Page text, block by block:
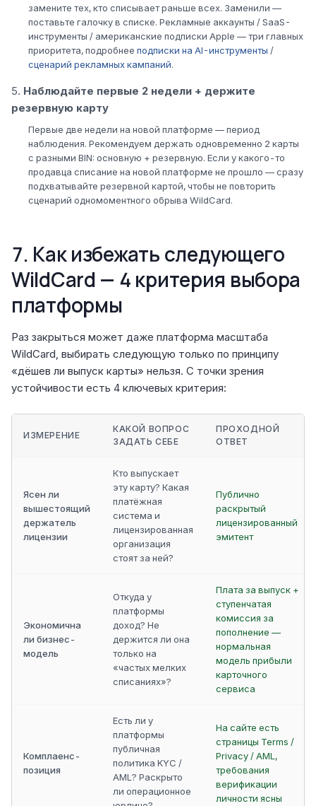
замените тех, кто списывает раньше всех. Заменили —
поставьте галочку в списке. Рекламные аккаунты / SaaS-
инструменты / американские подписки Apple — три главных
приоритета, подробнее подписки на AI-инструменты /
сценарий рекламных кампаний.
Наблюдайте первые 2 недели + держите
резервную карту
Первые две недели на новой платформе — период
наблюдения. Рекомендуем держать одновременно 2 карты
с разными BIN: основную + резервную. Если у какого-то
продавца списание на новой платформе не прошло — сразу
подхватывайте резервной картой, чтобы не повторить
сценарий одномоментного обрыва WildCard.
7. Как избежать следующего
WildCard — 4 критерия выбора
платформы
Раз закрыться может даже платформа масштаба
WildCard, выбирать следующую только по принципу
«дёшев ли выпуск карты» нельзя. С точки зрения
устойчивости есть 4 ключевых критерия:
ИЗМЕРЕНИЕ
КАКОЙ ВОПРОС
ЗАДАТЬ СЕБЕ
ПРОХОДНОЙ
ОТВЕТ
Ясен ли
вышестоящий
держатель
лицензии
Кто выпускает
эту карту? Какая
платёжная
система и
лицензированная
организация
стоят за ней?
Публично
раскрытый
лицензированный
эмитент
Экономична
ли бизнес-
модель
Откуда у
платформы
доход? Не
держится ли она
только на
«частых мелких
списаниях»?
Плата за выпуск +
ступенчатая
комиссия за
пополнение —
нормальная
модель прибыли
карточного
сервиса
Комплаенс-
позиция
Есть ли у
платформы
публичная
политика KYC /
AML? Раскрыто
ли операционное
На сайте есть
страницы Terms /
Privacy / AML,
требования
верификации
личности ясны